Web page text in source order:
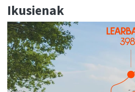
Ikusienak